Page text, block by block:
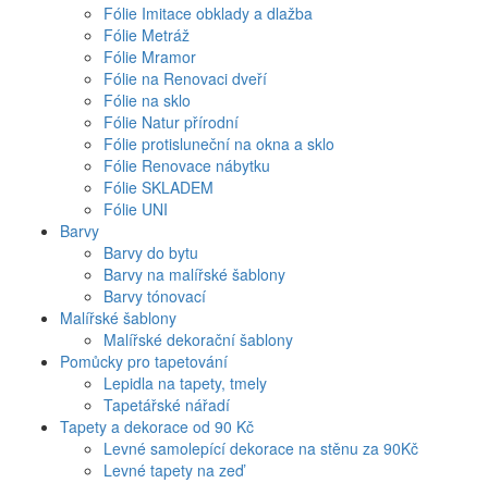
Fólie Imitace obklady a dlažba
Fólie Metráž
Fólie Mramor
Fólie na Renovaci dveří
Fólie na sklo
Fólie Natur přírodní
Fólie protisluneční na okna a sklo
Fólie Renovace nábytku
Fólie SKLADEM
Fólie UNI
Barvy
Barvy do bytu
Barvy na malířské šablony
Barvy tónovací
Malířské šablony
Malířské dekorační šablony
Pomůcky pro tapetování
Lepidla na tapety, tmely
Tapetářské nářadí
Tapety a dekorace od 90 Kč
Levné samolepící dekorace na stěnu za 90Kč
Levné tapety na zeď